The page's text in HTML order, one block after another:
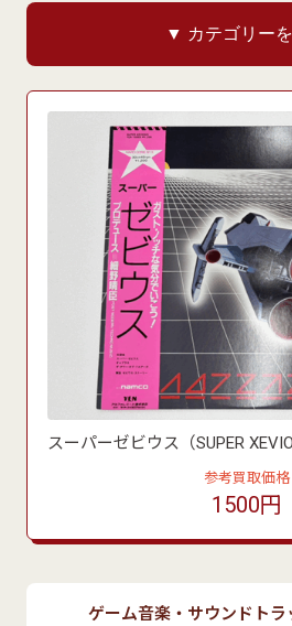
▼ カテゴリー
スーパーゼビウス（SUPER
参考買取価格
1500円
ゲーム音楽・サウンドトラ